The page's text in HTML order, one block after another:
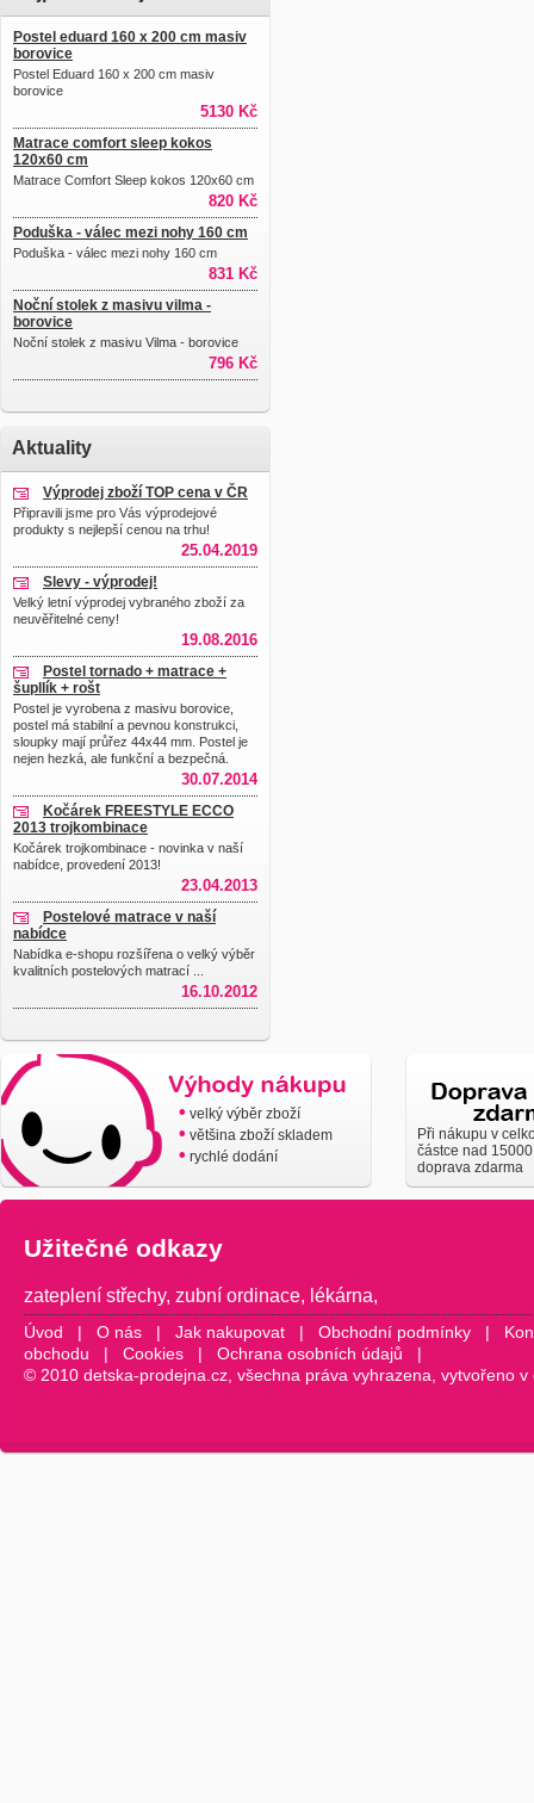
Postel eduard 160 x 200 cm masiv
borovice
Postel Eduard 160 x 200 cm masiv
borovice
5130 Kč
Matrace comfort sleep kokos
120x60 cm
Matrace Comfort Sleep kokos 120x60 cm
820 Kč
Poduška - válec mezi nohy 160 cm
Poduška - válec mezi nohy 160 cm
831 Kč
Noční stolek z masivu vilma -
borovice
Noční stolek z masivu Vilma - borovice
796 Kč
Aktuality
Výprodej zboží TOP cena v ČR
Připravili jsme pro Vás výprodejové
produkty s nejlepší cenou na trhu!
25.04.2019
Slevy - výprodej!
Velký letní výprodej vybraného zboží za
neuvěřitelné ceny!
19.08.2016
Postel tornado + matrace +
šupllík + rošt
Postel je vyrobena z masivu borovice,
postel má stabilní a pevnou konstrukci,
sloupky mají průřez 44x44 mm. Postel je
nejen hezká, ale funkční a bezpečná.
30.07.2014
Kočárek FREESTYLE ECCO
2013 trojkombinace
Kočárek trojkombinace - novinka v naší
nabídce, provedení 2013!
23.04.2013
Postelové matrace v naší
nabídce
Nabídka e-shopu rozšířena o velký výběr
kvalitních postelových matrací ...
16.10.2012
• velký výběr zboží
• většina zboží skladem
• rychlé dodání
Při nákupu v
částce nad
doprava zdarma
Užitečné odkazy
zateplení střechy, zubní ordinace, lékárna,
Úvod | O nás | Jak nakupovat | Obchodní podmínky |
obchodu | Cookies | Ochrana osobních údajů |
© 2010 detska-prodejna.cz, všechna práva vyhrazena, vytvořeno v